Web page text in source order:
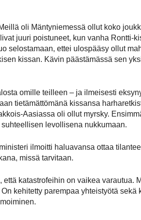
oli Mäntyniemessä ollut koko
juuri poistuneet, kun vanha Rontti-
selostamaan, ettei ulospääsy ollut
kissan. Kävin päästämässä sen
omille teilleen – ja ilmeisesti
tietämättömänä kissansa
Aasiassa oli ollut myrsky.
levollisena nukkumaan.
ilmoitti haluavansa ottaa
missä tarvitaan.
katastrofeihin on vaikea varautua.
kehitetty parempaa yhteistyötä